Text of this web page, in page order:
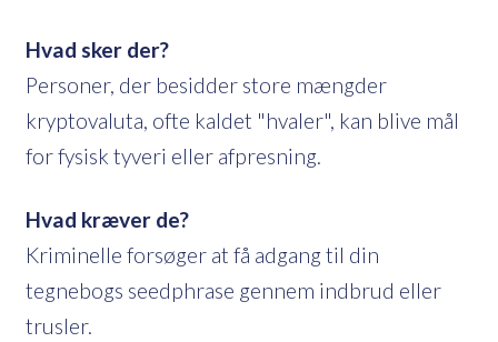
Hvad sker der?
Personer, der besidder store mængder
kryptovaluta, ofte kaldet "hvaler", kan blive mål
for fysisk tyveri eller afpresning.
Hvad kræver de?
Kriminelle forsøger at få adgang til din
tegnebogs seedphrase gennem indbrud eller
trusler.